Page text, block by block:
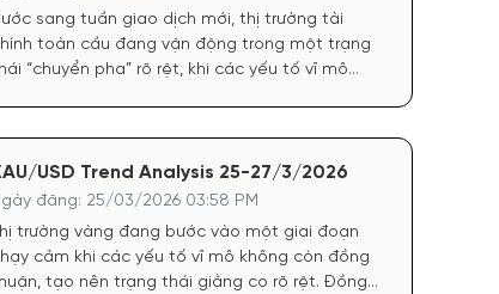
sang tuần giao dịch mới, thị trường tài
toàn cầu đang vận động trong một trạng
“chuyển pha” rõ rệt, khi các yếu tố vĩ mô
chững lại, tạo ra khoảng trống cho các tài
trú ẩn như vàng hồi phục.
USD Trend Analysis 25-27/3/2026
đăng: 25/03/2026 03:58 PM
trường vàng đang bước vào một giai đoạn
cảm khi các yếu tố vĩ mô không còn đồng
tạo nên trạng thái giằng co rõ rệt. Đồng